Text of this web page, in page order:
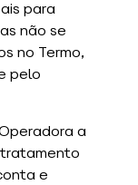
para
não se
no Termo,
pelo
a
e